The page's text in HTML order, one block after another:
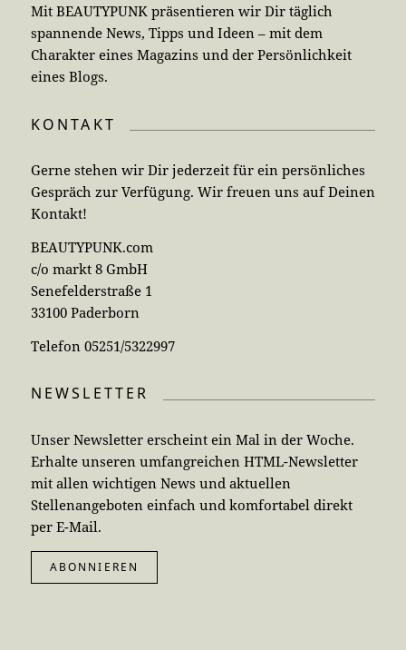
Mit BEAUTYPUNK präsentieren wir Dir täglich
spannende News, Tipps und Ideen – mit dem
Charakter eines Magazins und der Persönlichkeit
eines Blogs.
KONTAKT
Gerne stehen wir Dir jederzeit für ein persönliches
Gespräch zur Verfügung. Wir freuen uns auf Deinen
Kontakt!
BEAUTYPUNK.com
c/o markt 8 GmbH
Senefelderstraße 1
33100 Paderborn
Telefon 05251/5322997
NEWSLETTER
Unser Newsletter erscheint ein Mal in der Woche.
Erhalte unseren umfangreichen HTML-Newsletter
mit allen wichtigen News und aktuellen
Stellenangeboten einfach und komfortabel direkt
per E-Mail.
ABONNIEREN